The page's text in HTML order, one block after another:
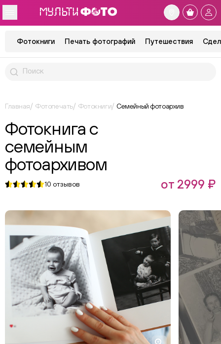
Фотокниги Печать фотографий Путешествия
Главная Фотопечать Фотокниги Семейный фотоархив
Фотокнига с
семейным
фотоархивом
10 отзывов от 2999 ₽